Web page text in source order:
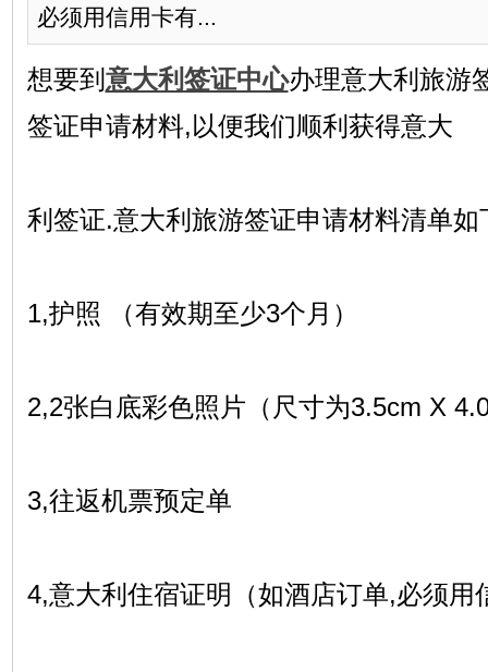
必须用信用卡有...
想要到 意大利签证中心办理意大利旅游
签证申请材料,以便我们顺利获得意大
利签证.意大利旅游签证申请材料清单如
1,护照 （有效期至少3个月）
2,2张白底彩色照片（尺寸为3.5cm X
3,往返机票预定单
4,意大利住宿证明（如酒店订单,必须用